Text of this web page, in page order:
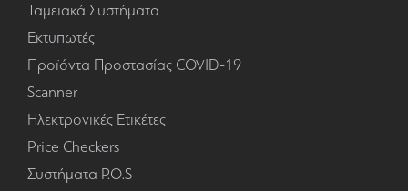
Ταμειακά Συστήματα
Εκτυπωτές
Προϊόντα Προστασίας COVID-19
Scanner
Ηλεκτρονικές Ετικέτες
Price Checkers
Συστήματα P.O.S